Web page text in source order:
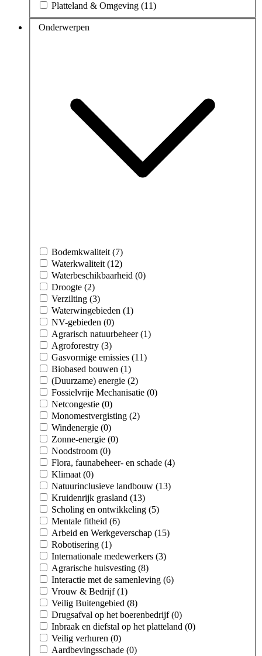
Platteland & Omgeving (11)
Onderwerpen
Bodemkwaliteit (7)
Waterkwaliteit (12)
Waterbeschikbaarheid (0)
Droogte (2)
Verzilting (3)
Waterwingebieden (1)
NV-gebieden (0)
Agrarisch natuurbeheer (1)
Agroforestry (3)
Gasvormige emissies (11)
Biobased bouwen (1)
(Duurzame) energie (2)
Fossielvrije Mechanisatie (0)
Netcongestie (0)
Monomestvergisting (2)
Windenergie (0)
Zonne-energie (0)
Noodstroom (0)
Flora, faunabeheer- en schade (4)
Klimaat (0)
Natuurinclusieve landbouw (13)
Kruidenrijk grasland (13)
Scholing en ontwikkeling (5)
Mentale fitheid (6)
Arbeid en Werkgeverschap (15)
Robotisering (1)
Internationale medewerkers (3)
Agrarische huisvesting (8)
Interactie met de samenleving (6)
Vrouw & Bedrijf (1)
Veilig Buitengebied (8)
Drugsafval op het boerenbedrijf (0)
Inbraak en diefstal op het platteland (0)
Veilig verhuren (0)
Aardbevingsschade (0)